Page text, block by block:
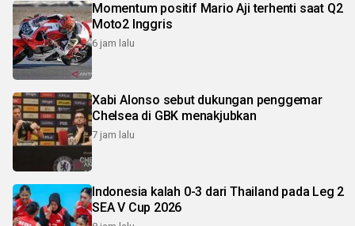
Momentum positif Mario Aji terhenti saat Q2
Moto2 Inggris
6 jam lalu
Xabi Alonso sebut dukungan penggemar
Chelsea di GBK menakjubkan
7 jam lalu
Indonesia kalah 0-3 dari Thailand pada Leg 2
SEA V Cup 2026